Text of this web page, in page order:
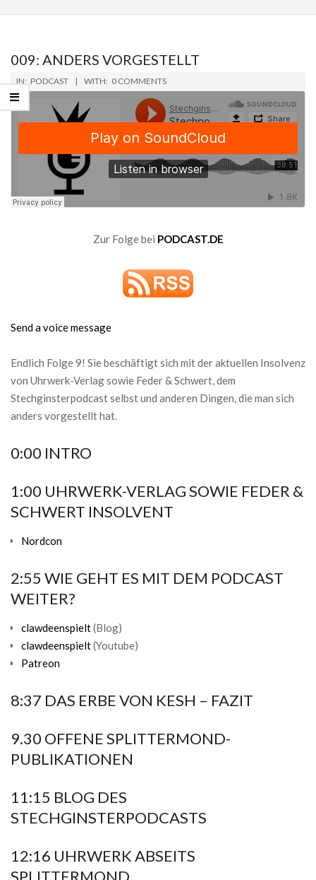
009: ANDERS VORGESTELLT
2019-
06-
14
IN: PODCAST WITH: 0 COMMENTS
Zur Folge bei PODCAST.DE
Send a voice message
Endlich Folge 9! Sie beschäftigt sich mit der aktuellen Insolvenz
von Uhrwerk-Verlag sowie Feder & Schwert, dem
Stechginsterpodcast selbst und anderen Dingen, die man sich
anders vorgestellt hat.
0:00 INTRO
1:00 UHRWERK-VERLAG SOWIE FEDER &
SCHWERT INSOLVENT
Nordcon
2:55 WIE GEHT ES MIT DEM PODCAST
WEITER?
clawdeenspielt(Blog)
clawdeenspielt(Youtube)
Patreon
8:37 DAS ERBE VON KESH – FAZIT
9.30 OFFENE SPLITTERMOND-
PUBLIKATIONEN
11:15 BLOG DES
STECHGINSTERPODCASTS
12:16 UHRWERK ABSEITS
SPLITTERMOND